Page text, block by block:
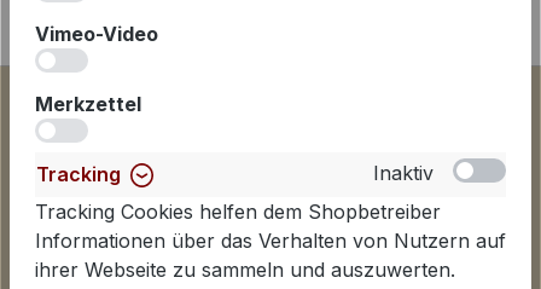
Vimeo-Video
Merkzettel
Tracking
Inaktiv
Tracking Cookies helfen dem Shopbetreiber
Informationen über das Verhalten von Nutzern auf
ihrer Webseite zu sammeln und auszuwerten.